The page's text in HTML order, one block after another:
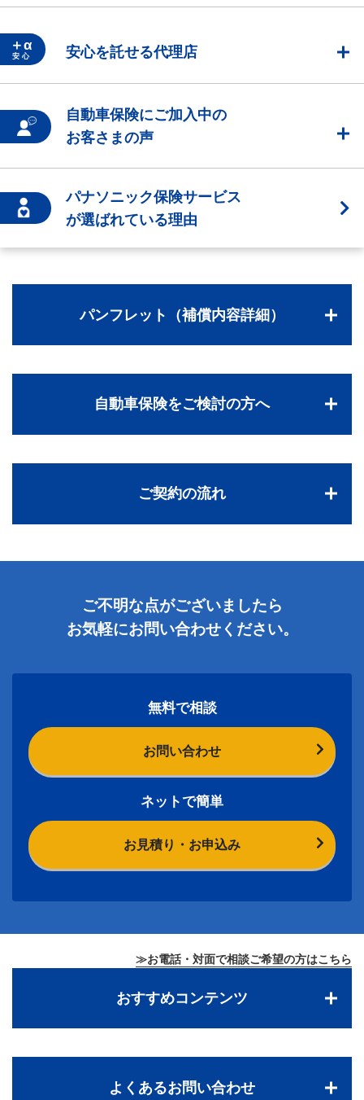
＋α
安 心 安心を託せる代理店
自動車保険にご加入中の
お客さまの声
パナソニック保険サービス
が選ばれている理由
パンフレット（補償内容詳細）
自動車保険をご検討の方へ
ご契約の流れ
無料で相談
お問い合わせ
ネットで簡単
お見積り・お申込み
ご不明な点がございましたら
お気軽にお問い合わせください。
≫お電話・対面で相談ご希望の方はこちら
おすすめコンテンツ
よくあるお問い合わせ